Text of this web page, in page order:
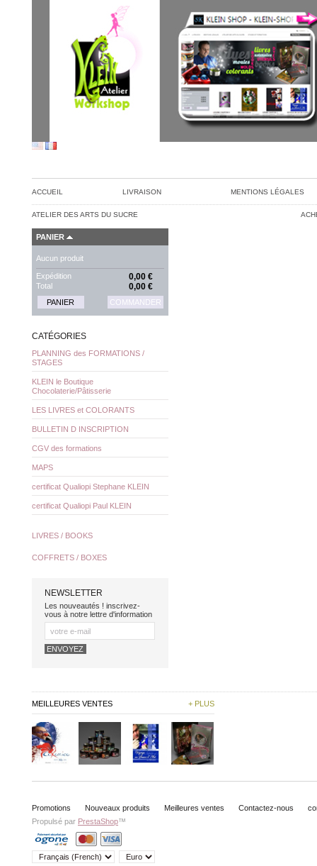
ACCUEIL LIVRAISON MENTIONS LÉGALES
ATELIER DES ARTS DU SUCRE
PANIER
Aucun produit
Expédition 0,00 €
Total 0,00 €
PANIER COMMANDER
CATÉGORIES
PLANNING des FORMATIONS /
STAGES
KLEIN le Boutique
Chocolaterie/Pâtisserie
LES LIVRES et COLORANTS
BULLETIN D INSCRIPTION
CGV des formations
MAPS
certificat Qualiopi Stephane KLEIN
certificat Qualiopi Paul KLEIN
LIVRES / BOOKS
COFFRETS / BOXES
NEWSLETTER
Les nouveautés ! inscrivez-
vous à notre lettre d'information
MEILLEURES VENTES + PLUS
Promotions Nouveaux produits Meilleures ventes Contactez-nous
Propulsé par PrestaShop™